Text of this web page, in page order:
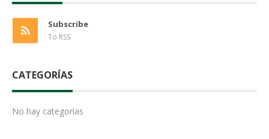
Subscribe
To RSS
CATEGORÍAS
No hay categorías